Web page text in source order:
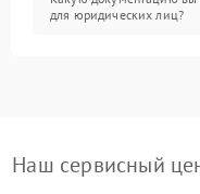
для юридических лиц?
Наш сервисный